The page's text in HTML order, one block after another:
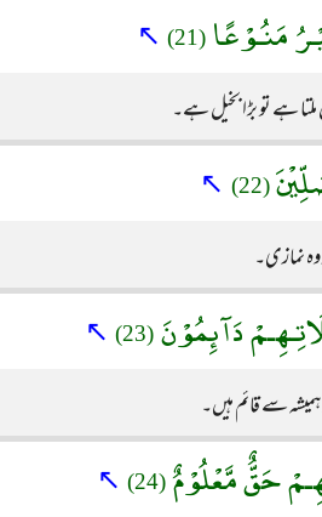
مَنُـوْعًا (21)
↖
ہے تو بڑا بخیل ہے۔
(22)
↖
نمازی۔
دَآئِمُوْنَ (23)
↖
ہمیشہ سے قائم ہیں۔
حَقٌّ مَّعْلُوْمٌ (24)
↖